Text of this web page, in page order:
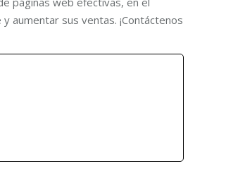
aumentar sus ventas. ¡Contáctenos